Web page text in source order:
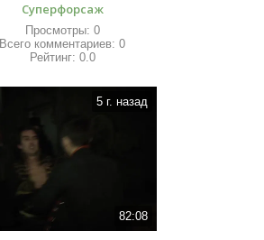
Суперфорсаж
Просмотры: 0
Всего комментариев: 0
Рейтинг: 0.0
5 г. назад
82:08